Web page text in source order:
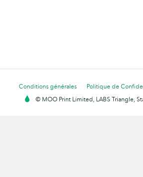
Conditions générales
Politique de
© MOO Print Limited, LABS Triangle,